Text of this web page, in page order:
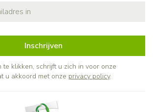
Inschrijven
te klikken, schrijft u zich in voor onze
u akkoord met onze privacy policy.